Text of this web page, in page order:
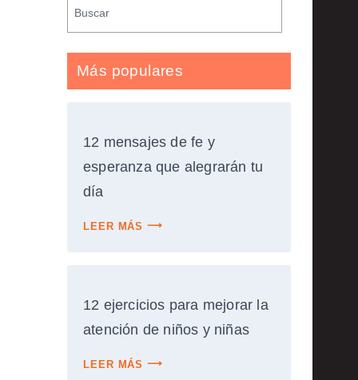
Más populares
12 mensajes de fe y
esperanza que alegrarán tu
día
LEER MÁS
12 ejercicios para mejorar la
atención de niños y niñas
LEER MÁS